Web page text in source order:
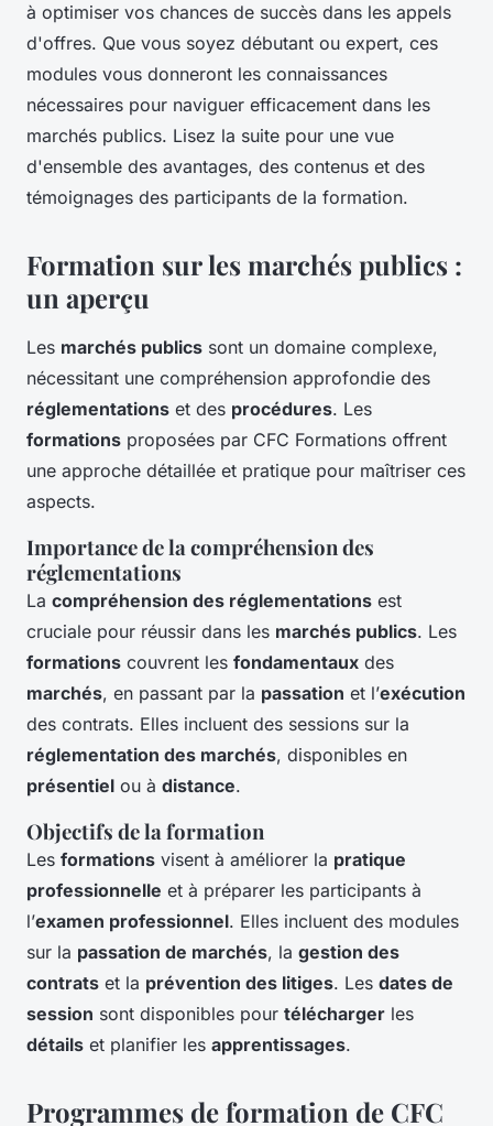
à optimiser vos chances de succès dans les appels
d'offres. Que vous soyez débutant ou expert, ces
modules vous donneront les connaissances
nécessaires pour naviguer efficacement dans les
marchés publics. Lisez la suite pour une vue
d'ensemble des avantages, des contenus et des
témoignages des participants de la formation.
Formation sur les marchés publics :
un aperçu
Les marchés publics sont un domaine complexe,
nécessitant une compréhension approfondie des
réglementations et des procédures. Les
formations proposées par CFC Formations offrent
une approche détaillée et pratique pour maîtriser ces
aspects.
Importance de la compréhension des
réglementations
La compréhension des réglementations est
cruciale pour réussir dans les marchés publics. Les
formations couvrent les fondamentaux des
marchés, en passant par la passation et l’exécution
des contrats. Elles incluent des sessions sur la
réglementation des marchés, disponibles en
présentiel ou à distance.
Objectifs de la formation
Les formations visent à améliorer la pratique
professionnelle et à préparer les participants à
l’examen professionnel. Elles incluent des modules
sur la passation de marchés, la gestion des
contrats et la prévention des litiges. Les dates de
session sont disponibles pour télécharger les
détails et planifier les apprentissages.
Programmes de formation de CFC